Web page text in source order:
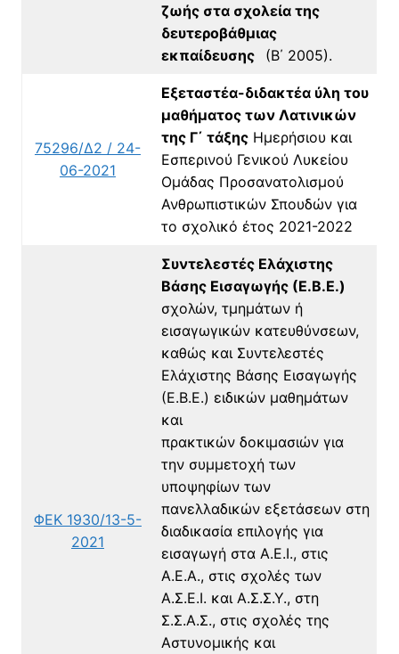
ζωής στα σχολεία της
δευτεροβάθμιας
εκπαίδευσης (Β΄ 2005).
75296/Δ2 / 24-
06-2021
Εξεταστέα-διδακτέα ύλη του
μαθήματος των Λατινικών
της Γ΄ τάξηςΗμερήσιου και
Εσπερινού Γενικού Λυκείου
Ομάδας Προσανατολισμού
Ανθρωπιστικών Σπουδών για
το σχολικό έτος 2021-2022
ΦΕΚ 1930/13-5-
2021
Συντελεστές Ελάχιστης
Βάσης Εισαγωγής (Ε.Β.Ε.)
σχολών, τμημάτων ή
εισαγωγικών κατευθύνσεων,
καθώς και Συντελεστές
Ελάχιστης Βάσης Εισαγωγής
(Ε.Β.Ε.) ειδικών μαθημάτων
και
πρακτικών δοκιμασιών για
την συμμετοχή των
υποψηφίων των
πανελλαδικών εξετάσεων στη
διαδικασία επιλογής για
εισαγωγή στα Α.Ε.Ι., στις
Α.Ε.Α., στις σχολές των
Α.Σ.Ε.Ι. και Α.Σ.Σ.Υ., στη
Σ.Σ.Α.Σ., στις σχολές της
Αστυνομικής και